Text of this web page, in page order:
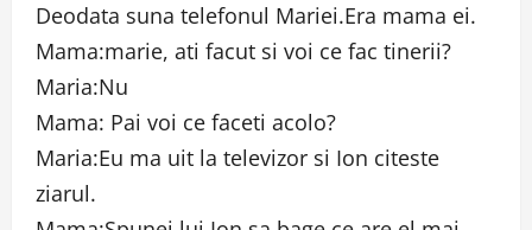
Deodata suna telefonul Mariei.Era mama ei.
Mama:marie, ati facut si voi ce fac tinerii?
Maria:Nu
Mama: Pai voi ce faceti acolo?
Maria:Eu ma uit la televizor si Ion citeste
ziarul.